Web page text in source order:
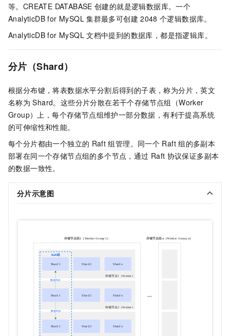
等。CREATE DATABASE 创建的就是逻辑数据库。一个
AnalyticDB for MySQL 集群最多可创建 2048 个逻辑数据库。
AnalyticDB for MySQL 文档中提到的数据库，都是指逻辑库。
分片（Shard）
根据分布键，将表数据水平分割后得到的子表，称为分片，英文
名称为 Shard。这些分片分散在若干个存储节点组（Worker
Group）上，每个存储节点组维护一部分数据，有利于提高系统
的可伸缩性和性能。
每个分片都由一个独立的 Raft 组管理。同一个 Raft 组的多副本
部署在同一个存储节点组的多个节点，通过 Raft 协议保证多副本
的数据一致性。
分片示意图